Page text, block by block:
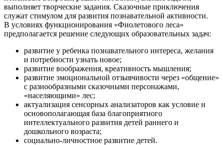
выполняет творческие задания. Сказочные приключения
служат стимулом для развития познавательной активности.
В условиях функционирования «Фиолетового леса»
предполагается решение следующих образовательных задач:
развитие у ребенка познавательного интереса, желания
и потребности узнать новое;
развитие воображения, креативность мышления;
развитие эмоциональной отзывчивости через «общение»
с разнообразными сказочными персонажами,
«населяющими» лес;
актуализация сенсорных анализаторов как условие и
основополагающая база благоприятного
интеллектуального развития детей раннего и
дошкольного возраста;
социально-личностное развитие детей.